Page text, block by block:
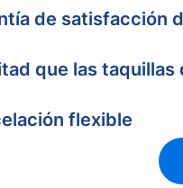
de satisfacción
que las taquillas
flexible